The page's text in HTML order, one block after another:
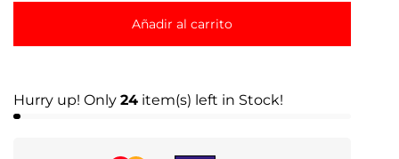
Añadir al carrito
Hurry up! Only 24 item(s) left in Stock!